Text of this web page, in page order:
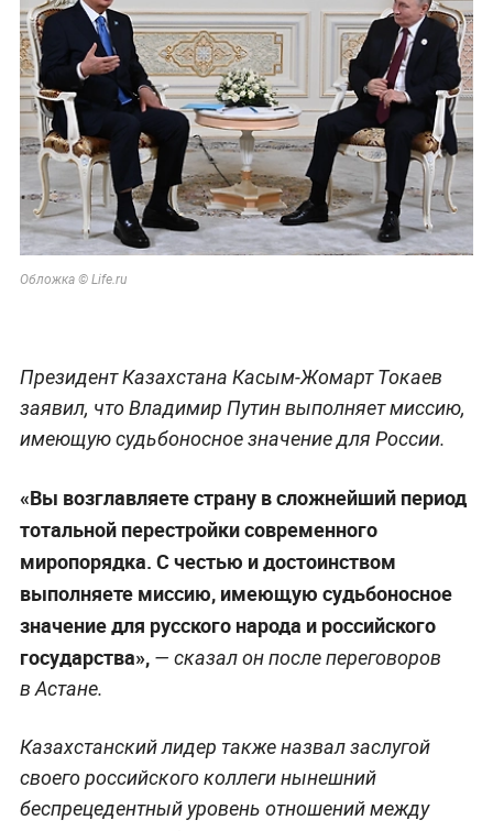
Обложка © Life.ru
Президент Казахстана Касым-Жомарт Токаев
заявил, что Владимир Путин выполняет миссию,
имеющую судьбоносное значение для России.
«Вы возглавляете страну в сложнейший период
тотальной перестройки современного
миропорядка. С честью и достоинством
выполняете миссию, имеющую судьбоносное
значение для русского народа и российского
государства», — сказал он после переговоров
в Астане.
Казахстанский лидер также назвал заслугой
своего российского коллеги нынешний
беспрецедентный уровень отношений между